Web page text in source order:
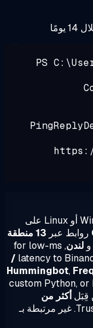
PS
عبر13 منطقة
, for low-ms
latency to
$14.48 /
Hummingbot,
custom
أكثر من
على Trustpilot. غير مرتبطة بـ